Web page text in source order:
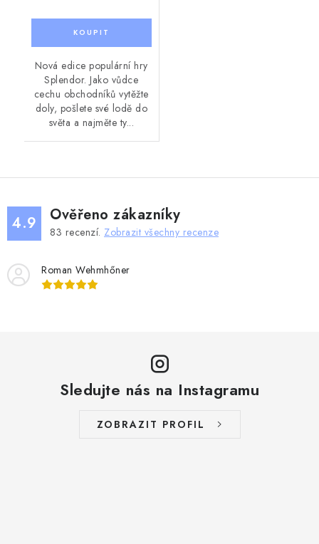
Nová edice populární hry
Splendor. Jako vůdce
cechu obchodníků vytěžte
doly, pošlete své lodě do
světa a najměte ty...
4.9 Ověřeno zákazníky
83 recenzí. Zobrazit všechny recenze
Roman Wehmhőner
Sledujte nás na Instagramu
ZOBRAZIT PROFIL